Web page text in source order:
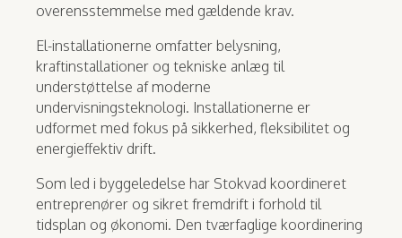
overensstemmelse med gældende krav.
El-installationerne omfatter belysning,
kraftinstallationer og tekniske anlæg til
understøttelse af moderne
undervisningsteknologi. Installationerne er
udformet med fokus på sikkerhed, fleksibilitet og
energieffektiv drift.
Som led i byggeledelse har Stokvad koordineret
entreprenører og sikret fremdrift i forhold til
tidsplan og økonomi. Den tværfaglige koordinering